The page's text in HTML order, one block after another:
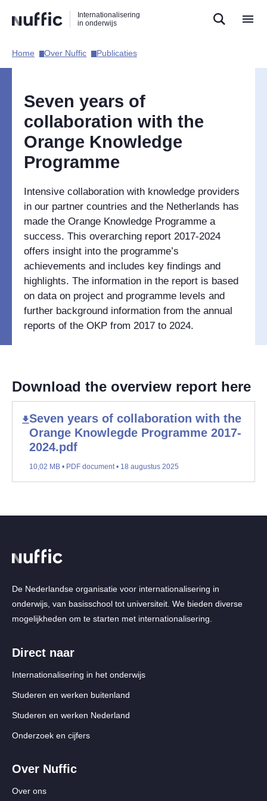
naar
zoekfunctie
naar
hoofdnavigatie
naar
inhoud
Internationalisering
in onderwijs
Hoofdnavigatie
Home​ Over Nuffic​ Publicaties​
Seven years of
collaboration with the
Orange Knowledge
Programme
Intensive collaboration with knowledge providers
in our partner countries and the Netherlands has
made the Orange Knowledge Programme a
success. This overarching report 2017-2024
offers insight into the programme’s
achievements and includes key findings and
highlights. The information in the report is based
on data on project and programme levels and
further background information from the annual
reports of the OKP from 2017 to 2024.
Download the overview report here
Seven years of collaboration with the
Orange Knowlegde Programme 2017-
2024.pdf
10,02 MB • PDF document • 18 augustus 2025
De Nederlandse organisatie voor internationalisering in
onderwijs, van basisschool tot universiteit. We bieden diverse
mogelijkheden om te starten met internationalisering.
Direct naar
Internationalisering in het onderwijs
Studeren en werken buitenland
Studeren en werken Nederland
Onderzoek en cijfers
Over Nuffic
Over ons